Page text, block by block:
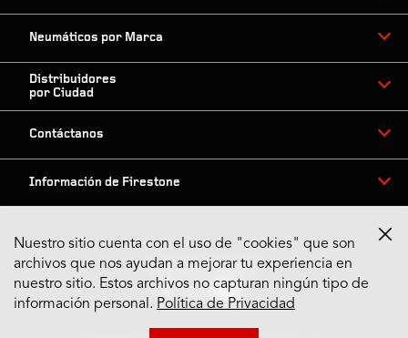
Neumáticos por Marca
Distribuidores
por Ciudad
Contáctanos
Información de Firestone
Síguenos en Redes
Nuestro sitio cuenta con el uso de "cookies" que son
archivos que nos ayudan a mejorar tu experiencia en
nuestro sitio. Estos archivos no capturan ningún tipo de
información personal. Política de Privacidad